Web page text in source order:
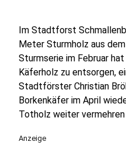
Im Stadtforst
Meter Sturmholz aus
Sturmserie im Februar
Käferholz zu entsorgen,
Stadtförster Christian
Borkenkäfer im April
Totholz weiter
Anzeige